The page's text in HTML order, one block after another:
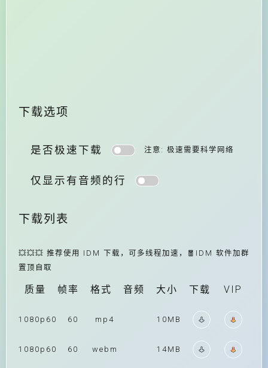
下载选项
是否极速下载 注意: 极速需要科学网络
仅显示有音频的行
下载列表
💥💥💥 推荐使用 IDM 下载，可多线程加速，🧧IDM 软件加群
置顶自取
质量 帧率 格式 音频 大小 下载 VIP
1080p60 60 mp4 10MB
1080p60 60 webm 14MB